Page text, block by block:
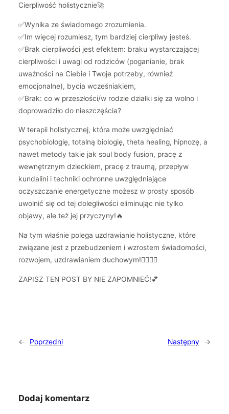
Cierpliwość holistycznie🚀
✅Wynika ze świadomego zrozumienia.
✅Im więcej rozumiesz, tym bardziej cierpliwy jesteś.
✅Brak cierpliwości jest efektem: braku wystarczającej
cierpliwości i uwagi od rodziców (poganianie, brak
uważności na Ciebie i Twoje potrzeby, również
emocjonalne), bycia wcześniakiem,
✅Brak: co w przeszłości/w rodzie działki się za wolno i
doprowadziło do nieszczęścia?
W terapii holistycznej, która może uwzględniać
psychobiologię, totalną biologię, theta healing, hipnozę, a
nawet metody takie jak soul body fusion, pracę z
wewnętrznym dzieckiem, pracę z traumą, przepływ
kundalini i techniki ochronne uwzględniające
oczyszczanie energetyczne możesz w prosty sposób
uwolnić się od tej dolegliwości eliminując nie tylko
objawy, ale też jej przyczyny!🔥
Na tym właśnie polega uzdrawianie holistyczne, które
związane jest z przebudzeniem i wzrostem świadomości,
rozwojem, uzdrawianiem duchowym!🧚🏻‍♀️✨
ZAPISZ TEN POST BY NIE ZAPOMNIEĆ!💕
← Poprzedni Następny →
Dodaj komentarz